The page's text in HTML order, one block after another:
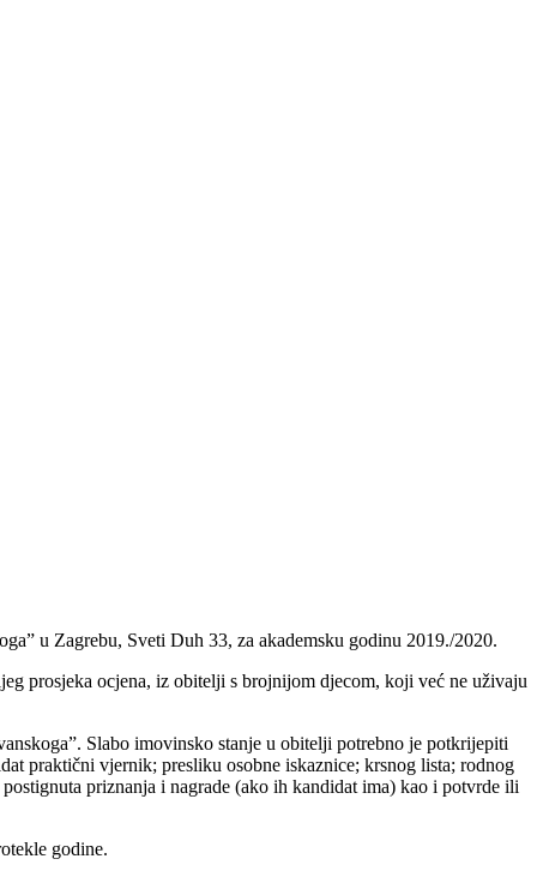
u Zagrebu, Sveti Duh 33, za akademsku godinu 2019./2020.
prosjeka ocjena, iz obitelji s brojnijom djecom, koji već ne uživaju
Slabo imovinsko stanje u obitelji potrebno je potkrijepiti
praktični vjernik; presliku osobne iskaznice; krsnog lista; rodnog
priznanja i nagrade (ako ih kandidat ima) kao i potvrde ili
godine.